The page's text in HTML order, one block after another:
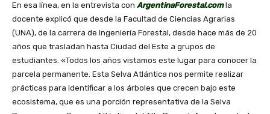
En esa línea, en la entrevista con ArgentinaForestal.comla
docente explicó que desde la Facultad de Ciencias Agrarias
(UNA), de la carrera de Ingeniería Forestal, desde hace más de 20
años que trasladan hasta Ciudad del Este a grupos de
estudiantes. «Todos los años vistamos este lugar para conocer la
parcela permanente. Esta Selva Atlántica nos permite realizar
prácticas para identificar a los árboles que crecen bajo este
ecosistema, que es una porción representativa de la Selva